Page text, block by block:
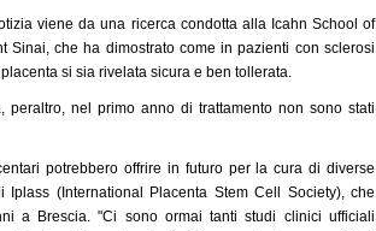
viene da una ricerca condotta alla Icahn School of
Sinai, che ha dimostrato come in pazienti con sclerosi
si sia rivelata sicura e ben tollerata.
peraltro, nel primo anno di trattamento non sono stati
potrebbero offrire in futuro per la cura di diverse
(International Placenta Stem Cell Society), che
a Brescia. "Ci sono ormai tanti studi clinici ufficiali